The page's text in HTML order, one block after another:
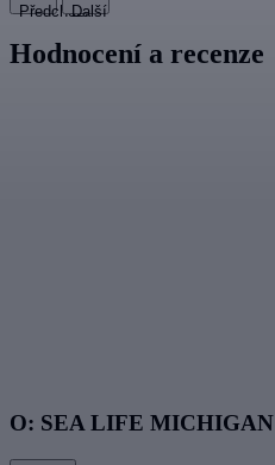
PředchozíDalší
Hodnocení a recenze
O: SEA LIFE MICHIGAN